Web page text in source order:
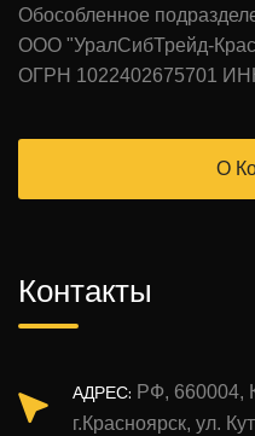
Обособленное
ООО "УралСибТрейд-
ОГРН 1022402675701
О
Контакты
АДРЕС: РФ, 660004,
г.Красноярск, ул.